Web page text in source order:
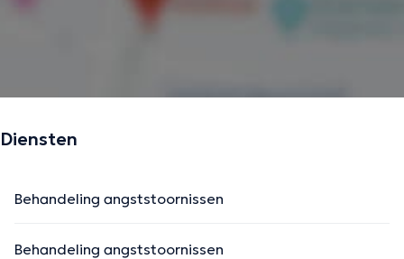
Diensten
Behandeling angststoornissen
Behandeling angststoornissen